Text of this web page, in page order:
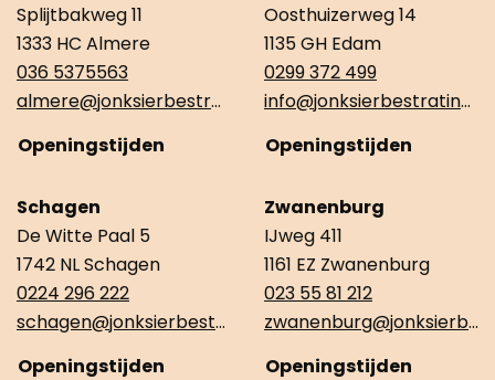
Splijtbakweg 11
1333 HC Almere
036 5375563
almere@jonksierbestrating.nl
Openingstijden
Oosthuizerweg 14
1135 GH Edam
0299 372 499
info@jonksierbestrating.nl
Openingstijden
Schagen
De Witte Paal 5
1742 NL Schagen
0224 296 222
schagen@jonksierbestrating.nl
Openingstijden
Zwanenburg
IJweg 411
1161 EZ Zwanenburg
023 55 81 212
zwanenburg@jonksierbestrating.nl
Openingstijden